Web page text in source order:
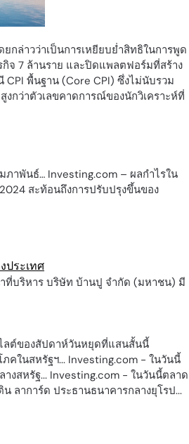
กล่าวว่าเป็นการเหยียบย่ำสิทธิในการพูด
จ 7 ล้านราย และปิดแพลตฟอร์มที่สร้าง
พื้นฐาน (Core CPI) ซึ่งไม่นับรวม
งกว่าตัวเลขคาดการณ์ของนักวิเคราะห์ที่
ภาพันธ์… Investing.com – ผลกำไรใน
สะท้อนถึงการปรับปรุงขึ้นของ
ประเทศ
ที่บริหาร บริษัท บ้านปู จำกัด (มหาชน) มี
ลต์ของสัปดาห์วันหยุดที่แสนสั้นนี้
คในสหรัฐฯ... Investing.com - ในวันนี้
งสหรัฐ... Investing.com - ในวันนี้ตลาด
ลาการ์ด ประธานธนาคารกลางยุโรป...